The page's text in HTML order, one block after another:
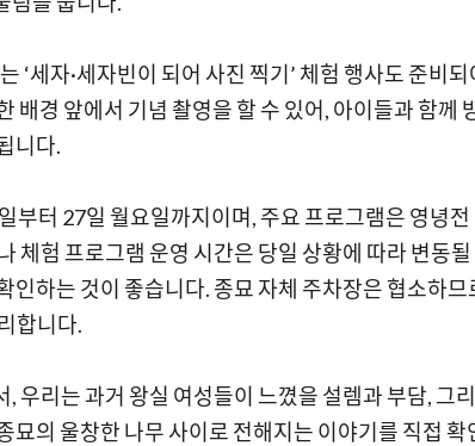
‘세자·세자빈이 되어 사진 찍기’ 체험 행사도 준비
배경 앞에서 기념 촬영을 할 수 있어, 아이들과 함께
니다.
부터 27일 월요일까지이며, 주요 프로그램은 영녕
체험 프로그램 운영 시간은 당일 상황에 따라 변동
인하는 것이 좋습니다. 종묘 자체 주차장은 협소하
합니다.
우리는 과거 왕실 여성들이 느꼈을 설렘과 부담, 그
묘의 울창한 나무 사이로 전해지는 이야기를 직접